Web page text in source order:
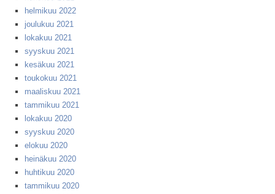
helmikuu 2022
joulukuu 2021
lokakuu 2021
syyskuu 2021
kesäkuu 2021
toukokuu 2021
maaliskuu 2021
tammikuu 2021
lokakuu 2020
syyskuu 2020
elokuu 2020
heinäkuu 2020
huhtikuu 2020
tammikuu 2020